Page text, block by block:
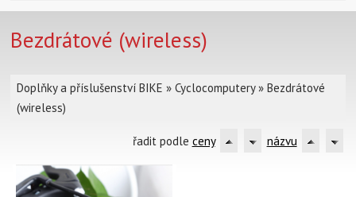
Bezdrátové (wireless)
Doplňky a příslušenství BIKE »Cyclocomputery»Bezdrátové
(wireless)
řadit podle ceny názvu